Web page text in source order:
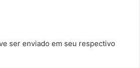
ser enviado em seu respectivo